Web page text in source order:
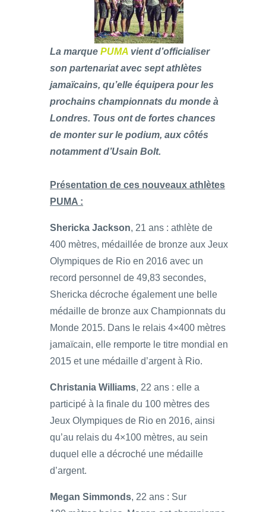
La marque PUMA vient d’officialiser
son partenariat avec sept athlètes
jamaïcains, qu’elle équipera pour les
prochains championnats du monde à
Londres. Tous ont de fortes chances
de monter sur le podium, aux côtés
notamment d’Usain Bolt.
Présentation de ces nouveaux athlètes
PUMA :
Shericka Jackson, 21 ans : athlète de
400 mètres, médaillée de bronze aux Jeux
Olympiques de Rio en 2016 avec un
record personnel de 49,83 secondes,
Shericka décroche également une belle
médaille de bronze aux Championnats du
Monde 2015. Dans le relais 4×400 mètres
jamaïcain, elle remporte le titre mondial en
2015 et une médaille d’argent à Rio.
Christania Williams, 22 ans : elle a
participé à la finale du 100 mètres des
Jeux Olympiques de Rio en 2016, ainsi
qu’au relais du 4×100 mètres, au sein
duquel elle a décroché une médaille
d’argent.
Megan Simmonds, 22 ans : Sur